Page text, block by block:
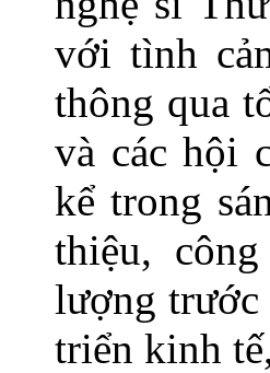
với tình
thông qua
và các hội
kể trong
thiệu,
lượng trước
triển kinh